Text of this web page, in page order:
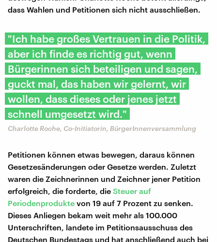
dass Wahlen und Petitionen sich nicht ausschließen.
"Ich habe großes Vertrauen in die Politik,
aber ich finde es richtig gut, wenn
Bürgerinnen sich beteiligen und sagen,
guckt mal, das haben wir gelernt, wir
wollen, dass dieses oder jenes jetzt
schnell umgesetzt wird."
Charlotte Roche, Co-Initiatorin, BürgerInnenversammlung
Petitionen können etwas bewegen, daraus können
Gesetzesänderungen oder Gesetze werden. Zuletzt
waren die Zeichnerinnen und Zeichner jener Petition
erfolgreich, die forderte, die Steuer auf
Periodenprodukte von 19 auf 7 Prozent zu senken.
Dieses Anliegen bekam weit mehr als 100.000
Unterschriften, landete im Petitionsausschuss des
Deutschen Bundestags und hat anschließend auch bei